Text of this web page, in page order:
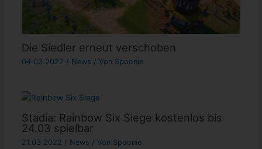
Die Siedler erneut verschoben
04.03.2022 / News / Von Spoonie
Stadia: Rainbow Six Siege kostenlos bis
24.03 spielbar
21.03.2022 / News / Von Spoonie